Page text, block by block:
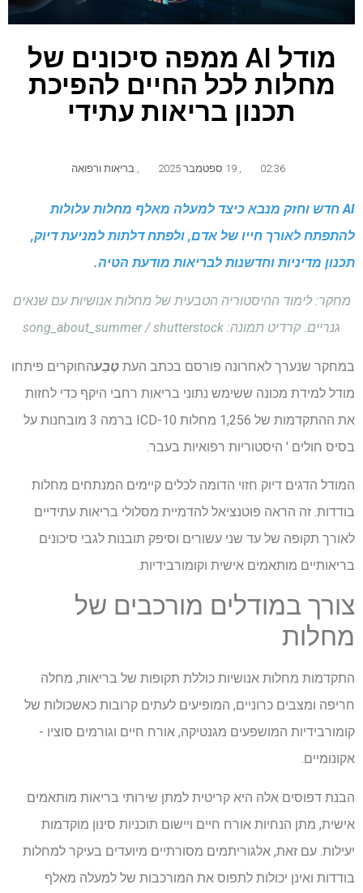
מודל AI ממפה סיכונים של
מחלות לכל החיים להפיכת
תכנון בריאות עתידי
02:36 בריאות ורפואה
AI חדש וחזק מנבא כיצד למעלה מאלף מחלות עלולות
להתפתח לאורך חייו של אדם, ולפתח דלתות למניעת דיוק,
תכנון מדיניות וחדשנות לבריאות מודעת הטיה.
מחקר: לימוד ההיסטוריה הטבעית של מחלות אנושיות עם שנאים
גנריים. קרדיט תמונה: song_about_summer / shutterstock
במחקר שנערך לאחרונה פורסם בכתב העת טֶבַעהחוקרים פיתחו
מודל למידת מכונה ששימש נתוני בריאות רחבי היקף כדי לחזות
את ההתקדמות של 1,256 מחלות ICD-10 ברמה 3 מובחנות על
בסיס חולים ' היסטוריות רפואיות בעבר.
המודל הדגים דיוק חזוי הדומה לכלים קיימים המנתחים מחלות
בודדות. זה הראה פוטנציאל להדמיית מסלולי בריאות עתידיים
לאורך תקופה של עד שני עשורים וסיפק תובנות לגבי סיכונים
בריאותיים מותאמים אישית וקומורבידיות.
צורך במודלים מורכבים של
מחלות
התקדמות מחלות אנושיות כוללת תקופות של בריאות, מחלה
חריפה ומצבים כרוניים, המופיעים לעתים קרובות כאשכולות של
קומורבידיות המושפעים מגנטיקה, אורח חיים וגורמים סוציו -
אקונומיים.
הבנת דפוסים אלה היא קריטית למתן שירותי בריאות מותאמים
אישית, מתן הנחיות אורח חיים ויישום תוכניות סינון מוקדמות
יעילות. עם זאת, אלגוריתמים מסורתיים מיועדים בעיקר למחלות
בודדות ואינן יכולות לתפוס את המורכבות של למעלה מאלף